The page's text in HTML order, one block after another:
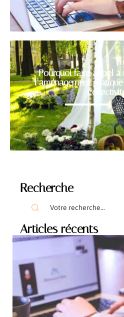
Pourquoi faire appel à
l’aménagement
Recherche
Articles récents